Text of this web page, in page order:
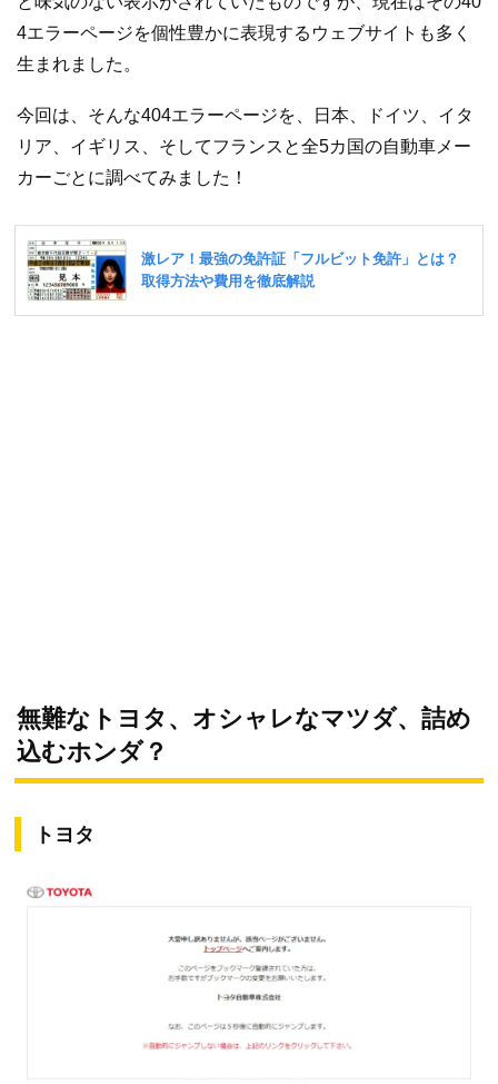
4エラーページを個性豊かに表現するウェブサイトも多く
生まれました。
今回は、そんな404エラーページを、日本、ドイツ、イタ
リア、イギリス、そしてフランスと全5カ国の自動車メー
カーごとに調べてみました！
無難なトヨタ、オシャレなマツダ、詰め
込むホンダ？
トヨタ